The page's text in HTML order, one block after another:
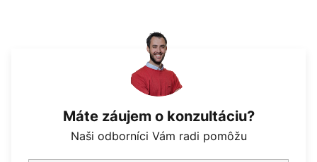
Máte záujem o konzultáciu?
Naši odborníci Vám radi pomôžu